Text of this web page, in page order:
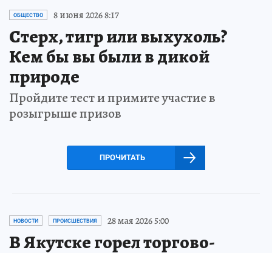
ОБЩЕСТВО 8 июня 2026 8:17
Стерх, тигр или выхухоль?
Кем бы вы были в дикой
природе
Пройдите тест и примите участие в
розыгрыше призов
ПРОЧИТАТЬ
НОВОСТИ ПРОИСШЕСТВИЯ 28 мая 2026 5:00
В Якутске горел торгово-